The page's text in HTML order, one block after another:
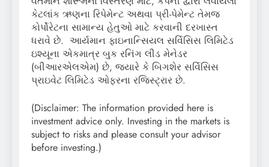
કેટલાંક ઋણના રિપેમેન્ટ અથવા પ્રી-પેમેન્ટ તેમજ
કોર્પોરેટના સામાન્ય હેતુઓ માટે કરવાની દરખાસ્ત
ધરાવે છે. આર્યમાન ફાઇનાન્સિયલ સર્વિસિસ લિમિટેડ
ઇશ્યૂના એકમાત્ર બુક રનિંગ લીડ મેનેડર
(બીઆરએલએમ) છે, જ્યારે કે બિગશેર સર્વિસિસ
પ્રાઇવેટ લિમિટેડ ઓફરના રજિસ્ટ્રાર છે.
(Disclaimer: The information provided here is
investment advice only. Investing in the markets is
subject to risks and please consult your advisor
before investing.)